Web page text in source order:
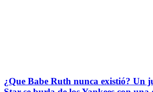
¿Que Babe Ruth nunca existió? Un